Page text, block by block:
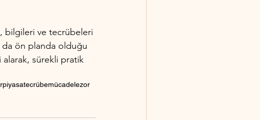
bilgileri ve tecrübeleri
da ön planda olduğu
sürekli pratik
piyasatecrübemücadelezor